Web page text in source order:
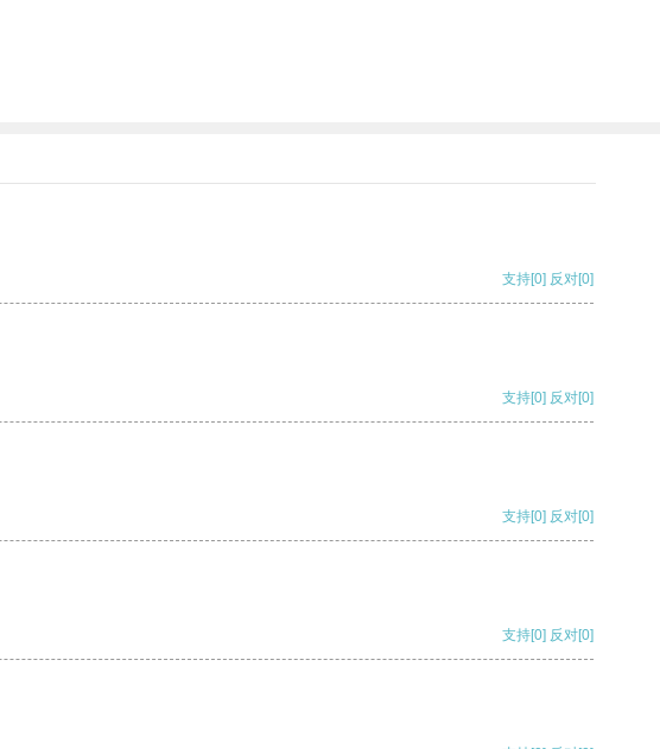
支持[0] 反对[0]
支持[0] 反对[0]
支持[0] 反对[0]
支持[0] 反对[0]